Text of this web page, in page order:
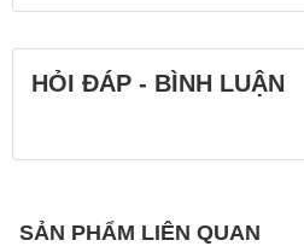
HỎI ĐÁP - BÌNH LUẬN
SẢN PHẨM LIÊN QUAN